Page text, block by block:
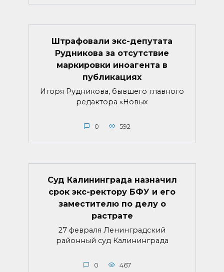
Штрафовали экс-депутата
Рудникова за отсутствие
маркировки иноагента в
публикациях
Игоря Рудникова, бывшего главного
редактора «Новых
0 592
Суд Калининграда назначил
срок экс-ректору БФУ и его
заместителю по делу о
растрате
27 февраля Ленинградский
районный суд Калининграда
0 467